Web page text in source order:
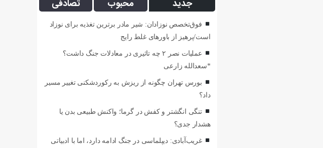
جدید محبوب تصادفی
فوق‌تخصص نوزادان: شیر مادر برترین تغذیه برای نوزاد
است/پرهیز از باورهای غلط رایج
عملیات نصر ۲ چه تاثیری در معادلات جنگ داشت؟
*سعدالله زارعی
بورس تهران چگونه از ریزش به رکوردشکنی تغییر مسیر
داد؟
تنگی انگشتر و کفش در گرما؛ واکنش طبیعی بدن یا
هشدار جدی؟
غریب‌آبادی: دیپلماسی در جنگ ادامه دارد، اما با ادبیاتی